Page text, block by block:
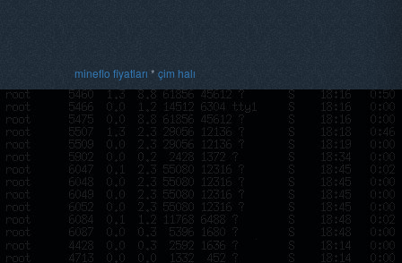
mineflo fiyatları * çim halı